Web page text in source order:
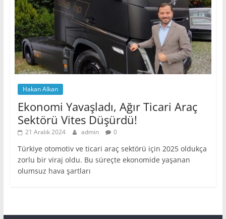
Hakan Alkan
Ekonomi Yavaşladı, Ağır Ticari Araç
Sektörü Vites Düşürdü!
21 Aralık 2024 admin 0
Türkiye otomotiv ve ticari araç sektörü için 2025 oldukça
zorlu bir viraj oldu. Bu süreçte ekonomide yaşanan
olumsuz hava şartları